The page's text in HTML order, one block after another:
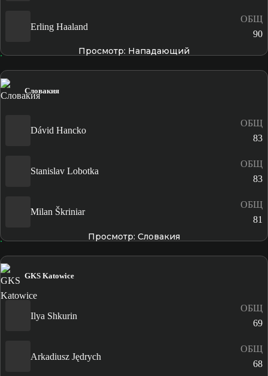
Erling Haaland
ОБЩ
90
Просмотр: Нападающий
Словакия
Dávid Hancko
ОБЩ
83
Stanislav Lobotka
ОБЩ
83
Milan Škriniar
ОБЩ
81
Просмотр: Словакия
GKS Katowice
Ilya Shkurin
ОБЩ
69
Arkadiusz Jędrych
ОБЩ
68